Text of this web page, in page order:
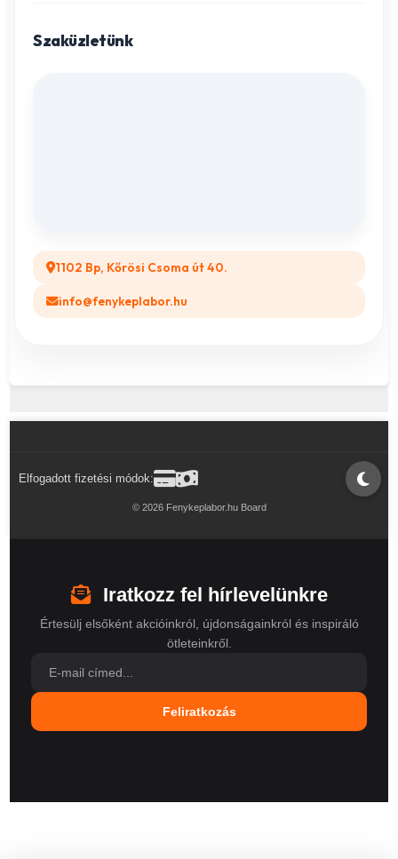
Gravírozott ajándékok
Szaküzletünk
1102 Bp, Kőrösi Csoma út 40.
info@fenykeplabor.hu
Elfogadott fizetési módok:
© 2026 Fenykeplabor.hu Board
Iratkozz fel hírlevelünkre
Értesülj elsőként akcióinkról, újdonságainkról és inspiráló
ötleteinkről.
Feliratkozás